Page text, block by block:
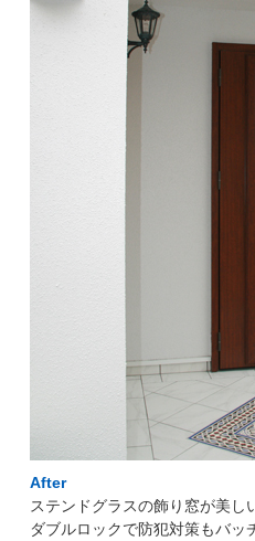
After
ステンドグラスの飾り窓が美し
ダブルロックで防犯対策もバッ